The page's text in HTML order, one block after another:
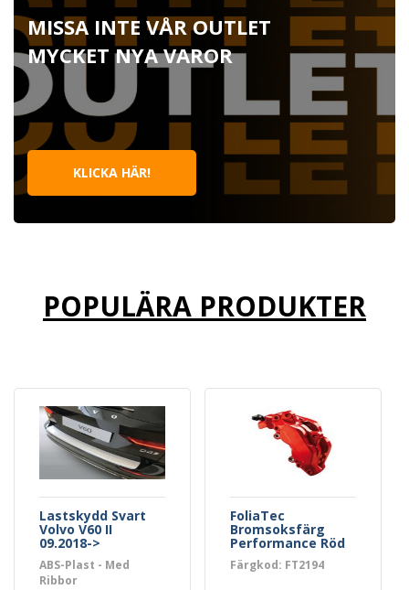
MISSA INTE VÅR OUTLET
MYCKET NYA VAROR
KLICKA HÄR!
POPULÄRA PRODUKTER
Lastskydd Svart
Volvo V60 II
09.2018->
ABS-Plast - Med
Ribbor
FoliaTec
Bromsoksfärg
Performance Röd
FT2194 2-
Komponents
Färgkod: FT2194